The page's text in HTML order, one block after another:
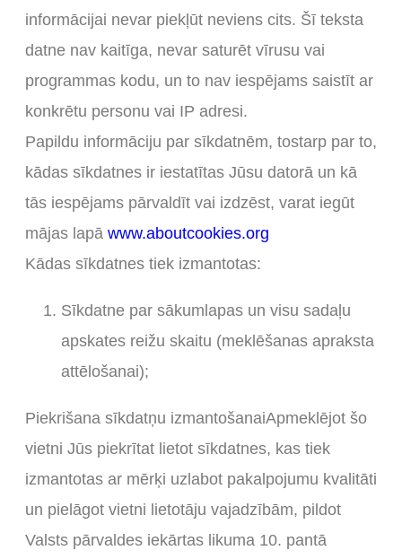
informācijai nevar piekļūt neviens cits. Šī teksta
datne nav kaitīga, nevar saturēt vīrusu vai
programmas kodu, un to nav iespējams saistīt ar
konkrētu personu vai IP adresi.
Papildu informāciju par sīkdatnēm, tostarp par to,
kādas sīkdatnes ir iestatītas Jūsu datorā un kā
tās iespējams pārvaldīt vai izdzēst, varat iegūt
mājas lapā www.aboutcookies.org
Kādas sīkdatnes tiek izmantotas:
Sīkdatne par sākumlapas un visu sadaļu
apskates reižu skaitu (meklēšanas apraksta
attēlošanai);
Piekrišana sīkdatņu izmantošanaiApmeklējot šo
vietni Jūs piekrītat lietot sīkdatnes, kas tiek
izmantotas ar mērķi uzlabot pakalpojumu kvalitāti
un pielāgot vietni lietotāju vajadzībām, pildot
Valsts pārvaldes iekārtas likuma 10. pantā